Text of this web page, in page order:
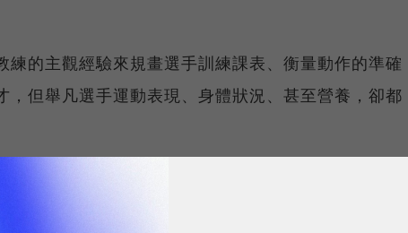
練的主觀經驗來規畫選手訓練課表、衡量動作的準確
，但舉凡選手運動表現、身體狀況、甚至營養，卻都
學。他具有運動科學博士學位，鑽研運動分析及肌
且在意選手對於運動傷害防護、營養學、運動科技